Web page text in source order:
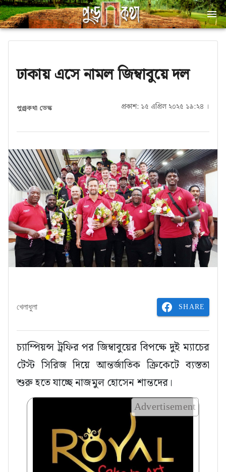
ঢাকায় এসে নামল জিম্বাবুয়ে দল
পুণ্ড্রকথা ডেস্ক প্রকাশ: ১৫ এপ্রিল ২০২৫ ১৯:২৪ ।
খেলাধুলা SHARE
চ্যাম্পিয়ন্স ট্রফির পর জিম্বাবুয়ের বিপক্ষে দুই ম্যাচের
টেস্ট সিরিজ দিয়ে আন্তর্জাতিক ক্রিকেটে ব্যস্ততা
শুরু হতে যাচ্ছে নাজমুল হোসেন শান্তদের।
Advertisement